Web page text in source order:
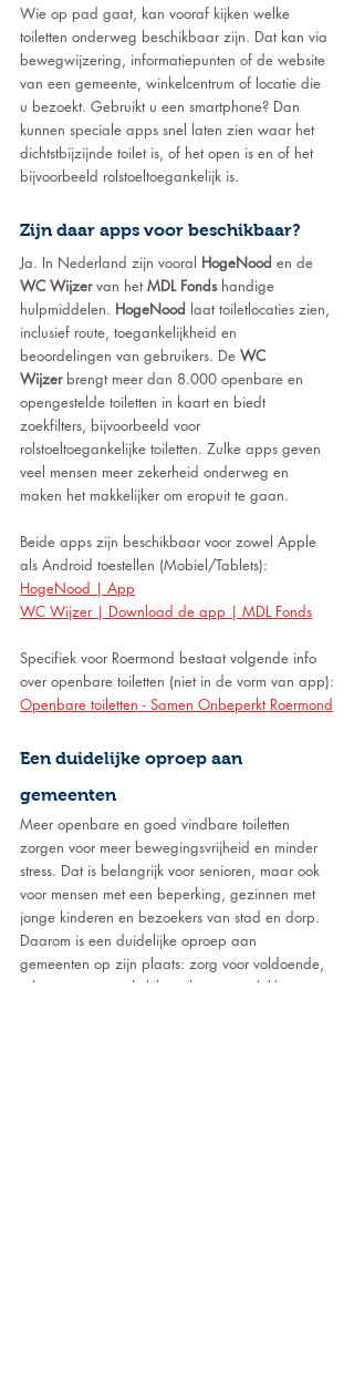
Wie op pad gaat, kan vooraf kijken welke
toiletten onderweg beschikbaar zijn. Dat kan via
bewegwijzering, informatiepunten of de website
van een gemeente, winkelcentrum of locatie die
u bezoekt. Gebruikt u een smartphone? Dan
kunnen speciale apps snel laten zien waar het
dichtstbijzijnde toilet is, of het open is en of het
bijvoorbeeld rolstoeltoegankelijk is.
Zijn daar apps voor beschikbaar?
Ja. In Nederland zijn vooral HogeNood en de
WC Wijzer van het MDL Fonds handige
hulpmiddelen. HogeNood laat toiletlocaties zien,
inclusief route, toegankelijkheid en
beoordelingen van gebruikers. De WC
Wijzer brengt meer dan 8.000 openbare en
opengestelde toiletten in kaart en biedt
zoekfilters, bijvoorbeeld voor
rolstoeltoegankelijke toiletten. Zulke apps geven
veel mensen meer zekerheid onderweg en
maken het makkelijker om eropuit te gaan.
Beide apps zijn beschikbaar voor zowel Apple
als Android toestellen (Mobiel/Tablets):
HogeNood | App
WC Wijzer | Download de app | MDL Fonds
Specifiek voor Roermond bestaat volgende info
over openbare toiletten (niet in de vorm van app):
Openbare toiletten - Samen Onbeperkt Roermond
Een duidelijke oproep aan
gemeenten
Meer openbare en goed vindbare toiletten
zorgen voor meer bewegingsvrijheid en minder
stress. Dat is belangrijk voor senioren, maar ook
voor mensen met een beperking, gezinnen met
jonge kinderen en bezoekers van stad en dorp.
Daarom is een duidelijke oproep aan
gemeenten op zijn plaats: zorg voor voldoende,
schone en toegankelijke toiletten op plekken